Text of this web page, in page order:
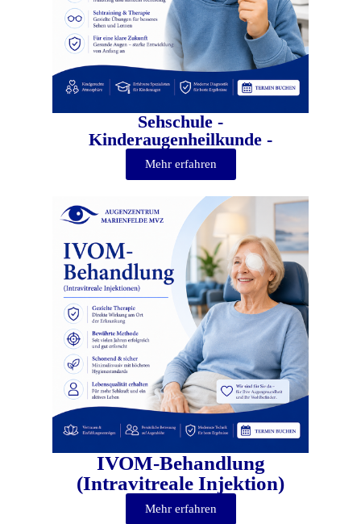
Sehschule -
Kinderaugenheilkunde -
Mehr erfahren
IVOM-Behandlung
(Intravitreale Injektion)
Mehr erfahren